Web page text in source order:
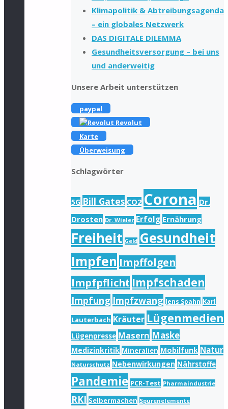
Klimapolitik & Abtreibungsagenda
– ein globales Netzwerk
DAS DIGITALE DILEMMA
Gesundheitsversorgung – bei uns
und anderweitig
Unsere Arbeit unterstützen
paypal
Revolut
Karte
Überweisung
Schlagwörter
5G Bill Gates CO2 Corona Dr.
Drosten Dr. Wieler Erfolg Ernährung
Freiheit Geld Gesundheit
Impfen Impffolgen
Impfpflicht Impfschaden
Impfung Impfzwang Jens Spahn Karl
Lauterbach Kräuter Lügenmedien
Lügenpresse Masern Maske
Medizinkritik Mineralien Mobilfunk Natur
Naturschutz Nebenwirkungen Nährstoffe
Pandemie PCR-Test Pharmaindustrie
RKI Selbermachen Spurenelemente